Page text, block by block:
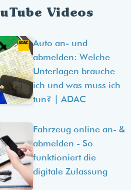
Videos
Auto an- und
abmelden: Welche
Unterlagen brauche
ich und was muss ich
tun? | ADAC
Fahrzeug online an- &
abmelden - So
funktioniert die
digitale Zulassung